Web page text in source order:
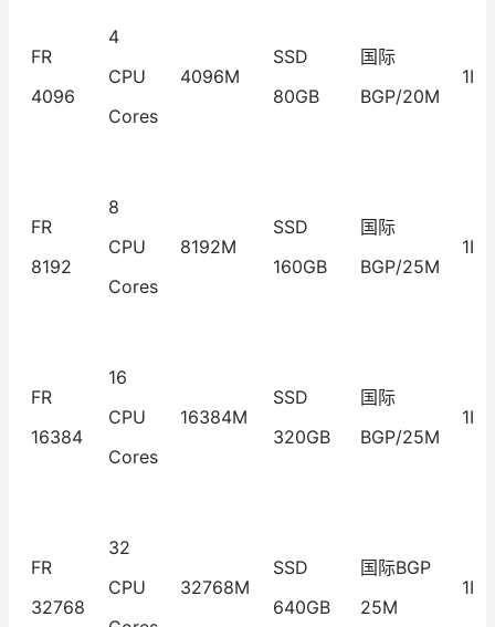
FR
4096
4
CPU
Cores
4096M
SSD
80GB
国际
BGP/20M
1IP
FR
8192
8
CPU
Cores
8192M
SSD
160GB
国际
BGP/25M
1IP
FR
16384
16
CPU
Cores
16384M
SSD
320GB
国际
BGP/25M
1IP
FR
32768
32
CPU
32768M
SSD
640GB
国际BGP
25M
1IP